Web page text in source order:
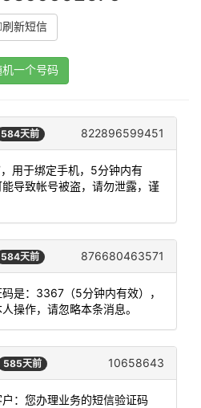
刷新短信
机一个号码
584天前 822896599451
用于绑定手机，5分钟内有
导致帐号被盗，请勿泄露，谨
584天前 876680463571
码是：3367（5分钟内有效），
操作，请忽略本条消息。
585天前 10658643
户：您办理业务的短信验证码